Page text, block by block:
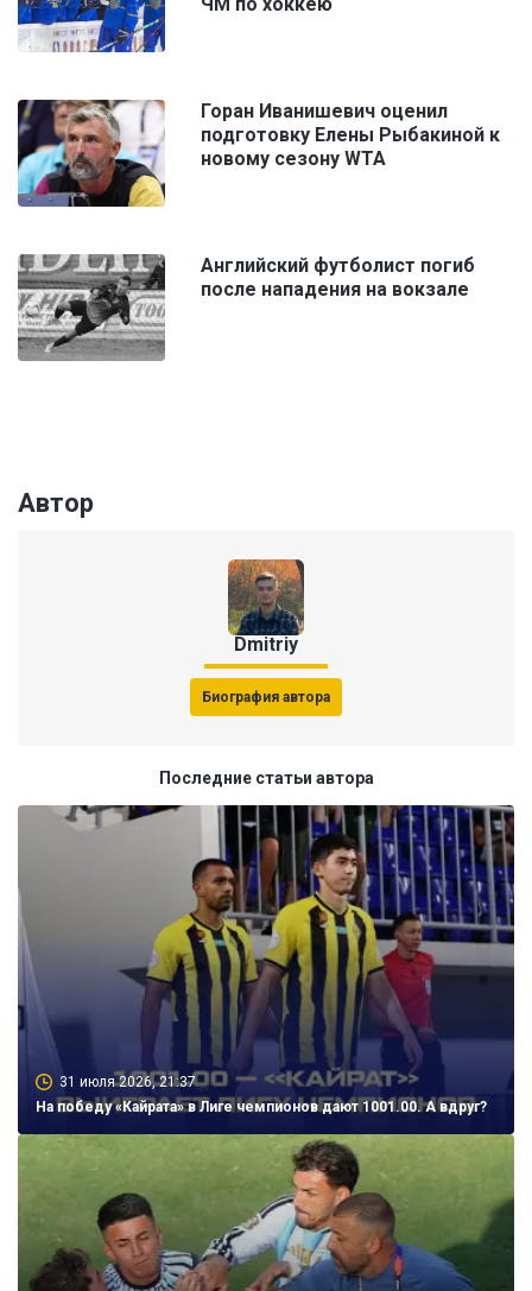
Горан Иванишевич оценил
подготовку Елены Рыбакиной к
новому сезону WTA
Английский футболист погиб
после нападения на вокзале
Автор
Dmitriy
Биография автора
Последние статьи автора
31 июля 2026, 21:37
На победу «Кайрата» в Лиге чемпионов дают 1001.00. А вдруг?